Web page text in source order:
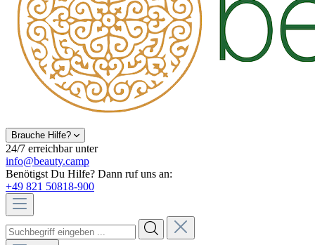
Brauche Hilfe?
24/7 erreichbar unter
info@beauty.camp
Benötigst Du Hilfe? Dann ruf uns an:
+49 821 50818-900